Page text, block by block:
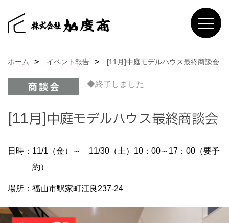
ホーム イベント報告 [11月]中庭モデルハウス最終商談会
◆終了しました
[11月]中庭モデルハウス最終商談会
日時：11/1（金）～ 11/30（土）10：00～17：00（要予
約）
場所：福山市駅家町江良237-24